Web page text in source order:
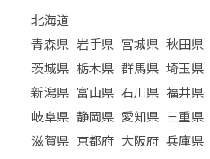
北海道
青森県 岩手県 宮城県 秋田県
茨城県 栃木県 群馬県 埼玉県
新潟県 富山県 石川県 福井県
岐阜県 静岡県 愛知県 三重県
滋賀県 京都府 大阪府 兵庫県